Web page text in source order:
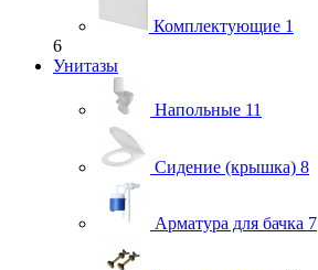
Комплектующие 1
6
Унитазы
Напольные 11
Сидение (крышка) 8
Арматура для бачка 7